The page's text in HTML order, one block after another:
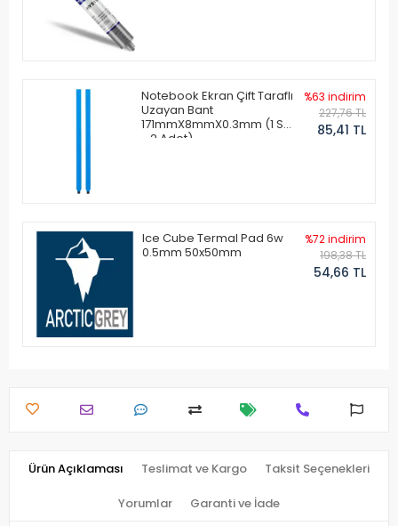
Notebook Ekran Çift Taraflı
Uzayan Bant
171mmX8mmX0.3mm (1 Set
- 2 Adet)
%63 indirim
227,76 TL
85,41 TL
Ice Cube Termal Pad 6w
0.5mm 50x50mm
%72 indirim
198,38 TL
54,66 TL
Ürün Açıklaması Teslimat ve Kargo Taksit Seçenekleri
Yorumlar Garanti ve İade